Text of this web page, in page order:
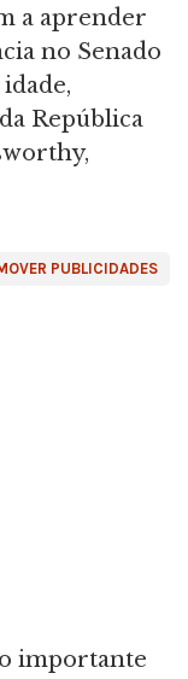
a aprender
no Senado
República
PUBLICIDADES
importante